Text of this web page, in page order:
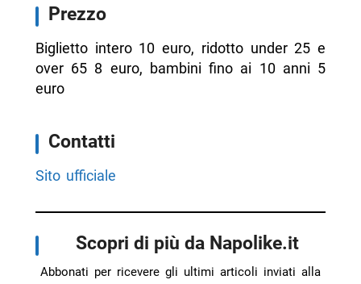
Prezzo
Biglietto intero 10 euro, ridotto under 25 e
over 65 8 euro, bambini fino ai 10 anni 5
euro
Contatti
Sito ufficiale
Scopri di più da Napolike.it
Abbonati per ricevere gli ultimi articoli inviati alla